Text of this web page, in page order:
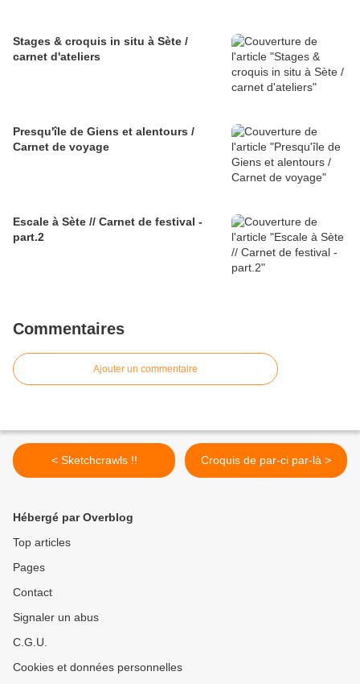
Stages & croquis in situ à Sète /
carnet d'ateliers
Presqu'île de Giens et alentours /
Carnet de voyage
Escale à Sète // Carnet de festival -
part.2
Commentaires
Ajouter un commentaire
< Sketchcrawls !! Croquis de par-ci par-là >
Hébergé par Overblog
Top articles
Pages
Contact
Signaler un abus
C.G.U.
Cookies et données personnelles